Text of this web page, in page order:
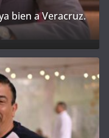
bien a Veracruz.